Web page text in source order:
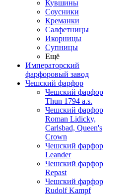
Кувшины
Соусники
Креманки
Салфетницы
Икорницы
Супницы
Ещё
Императорский
фарфоровый завод
Чешский фарфор
Чешский фарфор
Thun 1794 a.s.
Чешский фарфор
Roman Lidicky,
Carlsbad, Queen's
Crown
Чешский фарфор
Leander
Чешский фарфор
Repast
Чешский фарфор
Rudolf Kampf